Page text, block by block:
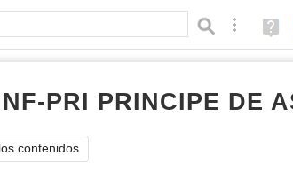
BúsquedaAyuda
(en
PRI PRINCIPE DE
contenidos